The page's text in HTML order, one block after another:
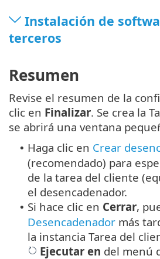
Instalación de
terceros
Resumen
Revise el resumen de la
clic en Finalizar. Se crea la
se abrirá una ventana
• Haga clic en Crear
(recomendado) para
de la tarea del cliente
el desencadenador.
• Si hace clic en Cerrar,
Desencadenador más
la instancia Tarea del
Ejecutar en del menú